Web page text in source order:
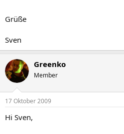
Grüße
Sven
Greenko
Member
17 Oktober 2009
Hi Sven,